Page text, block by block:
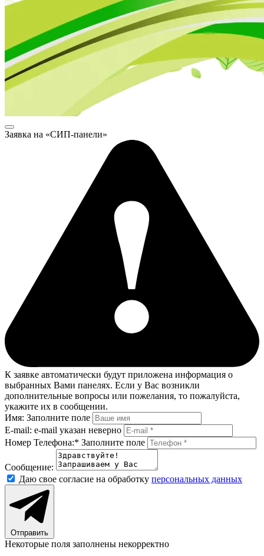
Заявка на «СИП-панели»
К заявке автоматически будут приложена информация о
выбранных Вами панелях. Если у Вас возникли
дополнительные вопросы или пожелания, то пожалуйста,
укажите их в сообщении.
Имя: Заполните поле
E-mail: e-mail указан неверно
Номер Телефона:* Заполните поле
Сообщение:
Даю свое согласие на обработку персональных данных
Отправить
Некоторые поля заполнены некорректно